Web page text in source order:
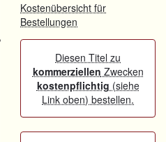
Kostenübersicht für
Bestellungen
Diesen Titel zu
kommerziellen Zwecken
kostenpflichtig (siehe
Link oben) bestellen.